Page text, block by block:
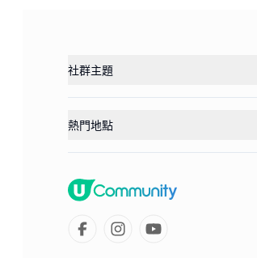
社群主題
熱門地點